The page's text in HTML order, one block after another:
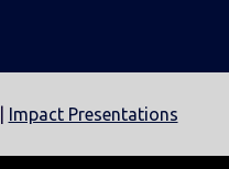
Impact Presentations